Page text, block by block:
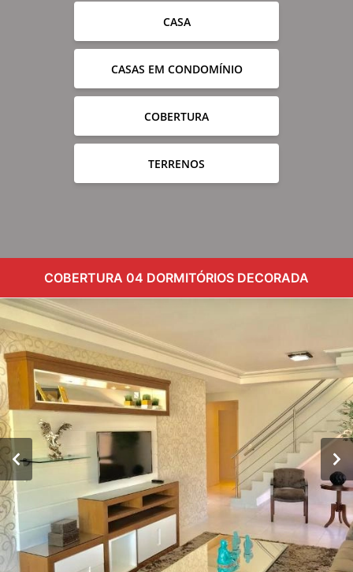
CASA
CASAS EM CONDOMÍNIO
COBERTURA
TERRENOS
COBERTURA 04 DORMITÓRIOS DECORADA